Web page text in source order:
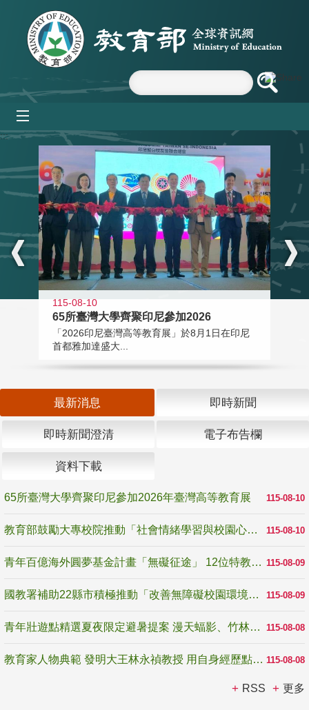
跳到主要內容區塊
:::
115-08-10
65所臺灣大學齊聚印尼參加2026
「2026印尼臺灣高等教育展」於8月1日在印尼
首都雅加達盛大...
最新消息 即時新聞
即時新聞澄清 電子布告欄
資料下載
115-08-10
65所臺灣大學齊聚印尼參加2026年臺灣高等教育展
115-08-10
教育部鼓勵大專校院推動「社會情緒學習與校園心理健康促進計畫」 培育校園「心」韌性
115-08-09
青年百億海外圓夢基金計畫「無礙征途」 12位特教與弱勢青年勇闖西班牙 跨越感官限制見證生命蛻變
115-08-09
國教署補助22縣市積極推動「改善無障礙校園環境計畫」 打造友善、安全、無礙學習空間
115-08-08
青年壯遊點精選夏夜限定避暑提案 漫天蝠影、竹林尋蛙、茶香夜觀 邀青年暮色出發
115-08-08
教育家人物典範 發明大王林永禎教授 用自身經歷點亮學生的路
RSS 更多